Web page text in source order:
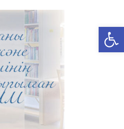
Open toolbar